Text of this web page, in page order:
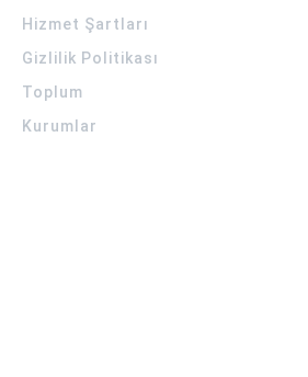
Hizmet Şartları
Gizlilik Politikası
Toplum
Kurumlar